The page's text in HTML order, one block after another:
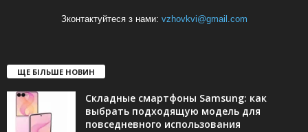
Зконтактуйтеся з нами: vzhovkvi@gmail.com
ЩЕ БІЛЬШЕ НОВИН
Складные смартфоны Samsung: как
выбрать подходящую модель для
повседневного использования